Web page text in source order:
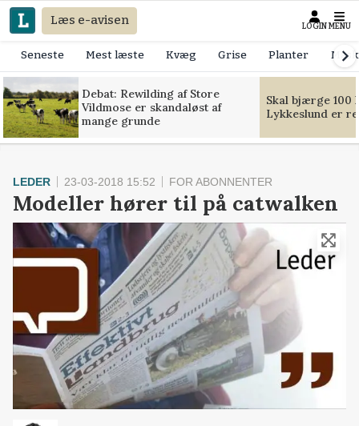
Læs e-avisen LOGIN MENU
Seneste Mest læste Kvæg Grise Planter
Debat: Rewilding af Store
Vildmose er skandaløst af
mange grunde
Skal bjærge 100
Lykkeslund er
LEDER 23-03-2018 15:52 FOR ABONNENTER
Modeller hører til på catwalken